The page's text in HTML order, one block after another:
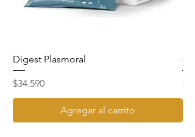
Digest Plasmoral
Precio
$34.590
Agregar al carrito